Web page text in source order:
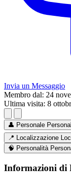
Invia un Messaggio
Membro dal: 24
Ultima visita: 8
👤 Personale
📍 Localizzazione
🧠 Personalità
Informazioni di